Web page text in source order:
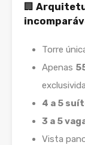
🏢
Torre
Apenas
4 a 5
3 a 5
Vista